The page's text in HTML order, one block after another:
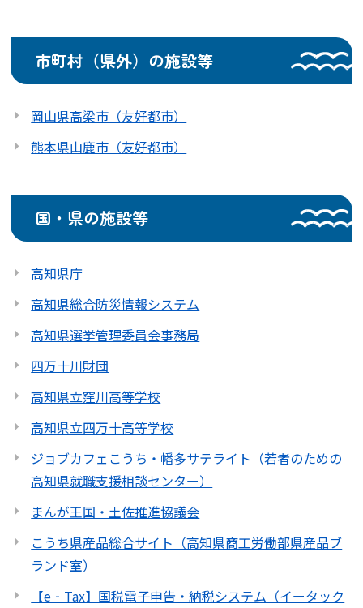
市町村（県外）の施設等
岡山県高梁市（友好都市）
熊本県山鹿市（友好都市）
国・県の施設等
高知県庁
高知県総合防災情報システム
高知県選挙管理委員会事務局
四万十川財団
高知県立窪川高等学校
高知県立四万十高等学校
ジョブカフェこうち・幡多サテライト（若者のための
高知県就職支援相談センター）
まんが王国・土佐推進協議会
こうち県産品総合サイト（高知県商工労働部県産品ブ
ランド室）
【e‐Tax】国税電子申告・納税システム（イータック